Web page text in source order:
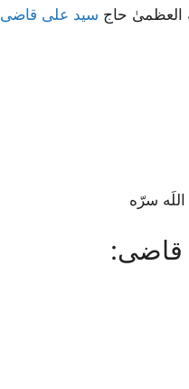
العظمیٰ حاج سید علی قاضی
سرّه
قاضی: